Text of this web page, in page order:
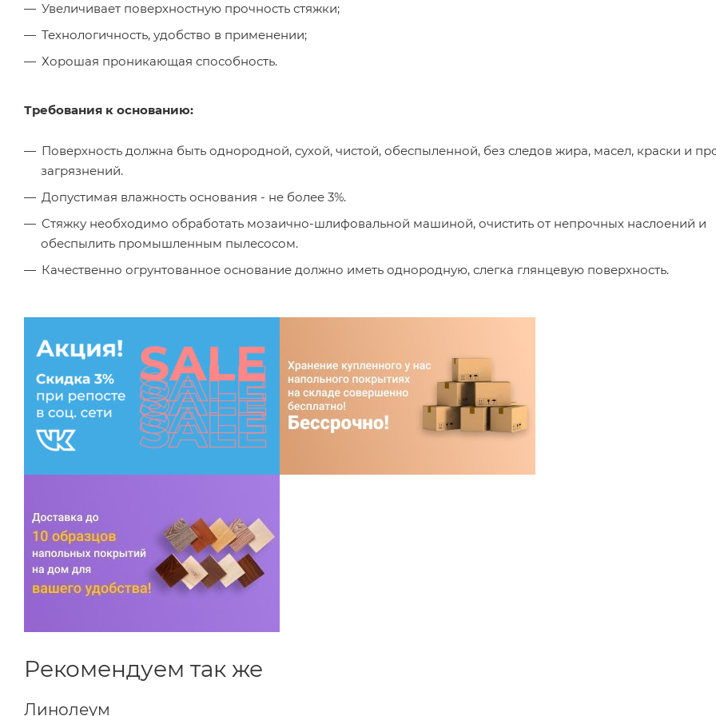
Увеличивает поверхностную прочность стяжки;
Технологичность, удобство в применении;
Хорошая проникающая способность.
Требования к основанию:
Поверхность должна быть однородной, сухой, чистой, обеспыленной, без следов жира, масел, краски и
загрязнений.
Допустимая влажность основания - не более 3%.
Стяжку необходимо обработать мозаично-шлифовальной машиной, очистить от непрочных наслоений и
обеспылить промышленным пылесосом.
Качественно огрунтованное основание должно иметь однородную, слегка глянцевую поверхность.
Рекомендуем так же
Линолеум